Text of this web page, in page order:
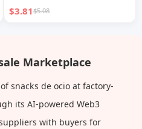
dumplings, wonton, bollos
para refrigerador
$3.81$5.08
Marketplace
snacks de ocio at factory-
its AI-powered Web3
with buyers for